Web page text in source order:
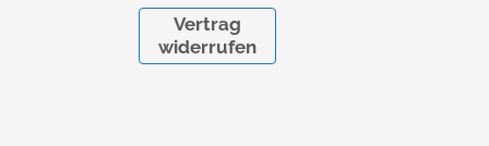
Vertrag
widerrufen